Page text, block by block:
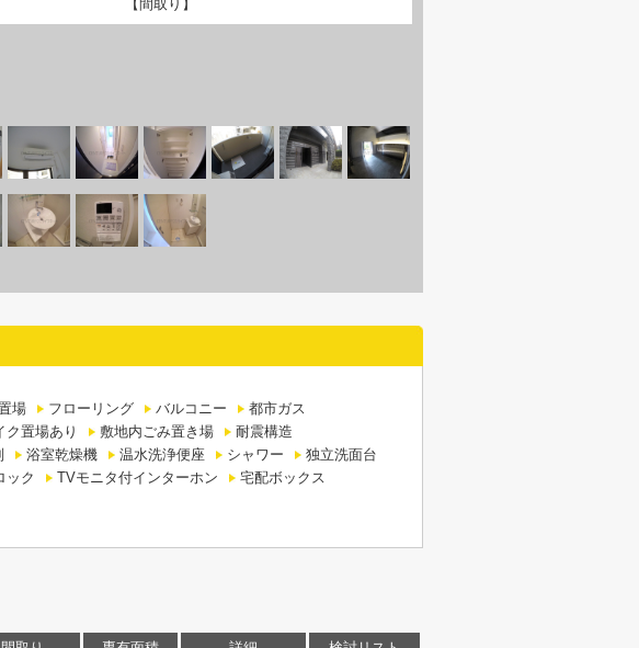
【間取り】
場 フローリング バルコニー
都市ガス
ク置場あり 敷地内ごみ置き場
耐震構造
浴室乾燥機 温水洗浄便座 シャワー
独立洗面台
ック TVモニタ付インターホン
宅配ボックス